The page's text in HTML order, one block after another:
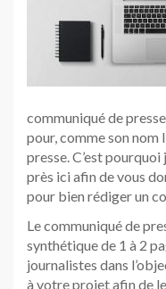
communiqué de
pour, comme son nom
presse. C’est pourquoi
près ici afin de vous
pour bien rédiger un
Le communiqué de
synthétique de 1 à 2
journalistes dans
à votre projet afin de